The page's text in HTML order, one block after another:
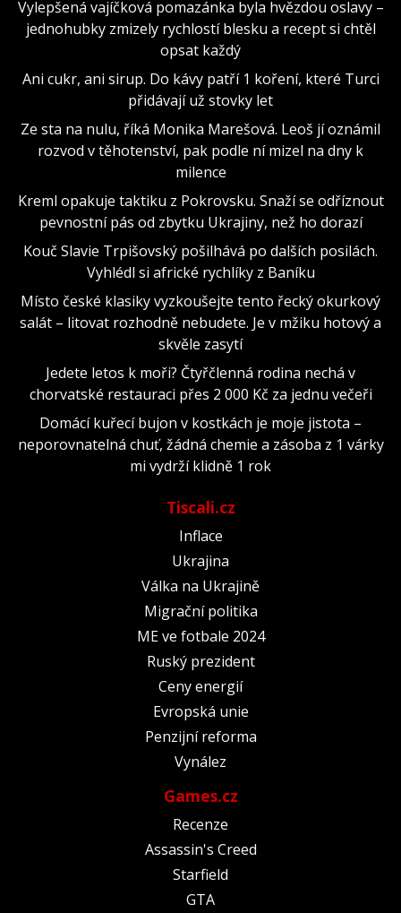
Vylepšená vajíčková pomazánka byla hvězdou oslavy –
jednohubky zmizely rychlostí blesku a recept si chtěl
opsat každý
Ani cukr, ani sirup. Do kávy patří 1 koření, které Turci
přidávají už stovky let
Ze sta na nulu, říká Monika Marešová. Leoš jí oznámil
rozvod v těhotenství, pak podle ní mizel na dny k
milence
Kreml opakuje taktiku z Pokrovsku. Snaží se odříznout
pevnostní pás od zbytku Ukrajiny, než ho dorazí
Kouč Slavie Trpišovský pošilhává po dalších posilách.
Vyhlédl si africké rychlíky z Baníku
Místo české klasiky vyzkoušejte tento řecký okurkový
salát – litovat rozhodně nebudete. Je v mžiku hotový a
skvěle zasytí
Jedete letos k moři? Čtyřčlenná rodina nechá v
chorvatské restauraci přes 2 000 Kč za jednu večeři
Domácí kuřecí bujon v kostkách je moje jistota –
neporovnatelná chuť, žádná chemie a zásoba z 1 várky
mi vydrží klidně 1 rok
Tiscali.cz
Inflace
Ukrajina
Válka na Ukrajině
Migrační politika
ME ve fotbale 2024
Ruský prezident
Ceny energií
Evropská unie
Penzijní reforma
Vynález
Games.cz
Recenze
Assassin's Creed
Starfield
GTA